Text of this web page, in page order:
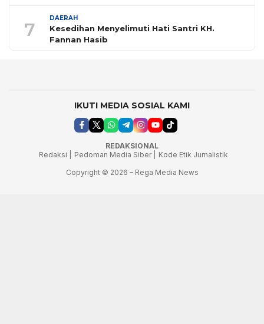
7
DAERAH
Kesedihan Menyelimuti Hati Santri KH.
Fannan Hasib
IKUTI MEDIA SOSIAL KAMI
REDAKSIONAL
Redaksi |
Pedoman Media Siber |
Kode Etik Jurnalistik
Copyright © 2026 – Rega Media News